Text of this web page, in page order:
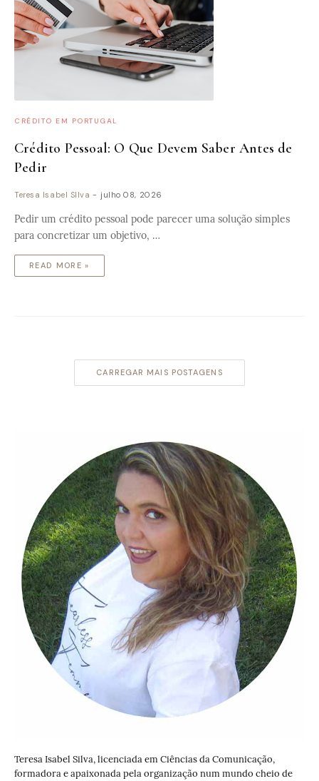
CRÉDITO EM PORTUGAL
Crédito Pessoal: O Que Devem Saber Antes de
Pedir
Teresa Isabel SIlva - julho 08, 2026
Pedir um crédito pessoal pode parecer uma solução simples
para concretizar um objetivo, …
READ MORE »
CARREGAR MAIS POSTAGENS
Teresa Isabel Silva, licenciada em Ciências da Comunicação,
formadora e apaixonada pela organização num mundo cheio de